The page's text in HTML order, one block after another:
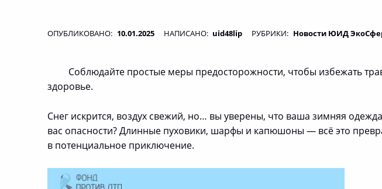
ОПУБЛИКОВАНО: 10.01.2025 НАПИСАНО: uid48lip РУБРИКИ: Новости ЮИД
Соблюдайте простые меры предосторожности, чтобы избежать
здоровье.
Снег искрится, воздух свежий, но… вы уверены, что ваша зимняя
вас опасности? Длинные пуховики, шарфы и капюшоны — всё это
в потенциальное приключение.